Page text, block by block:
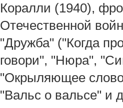
Коралли (1940),
Отечественной
"Дружба" ("Когда
говори", "Нюра",
"Окрыляющее
"Вальс о вальсе" и